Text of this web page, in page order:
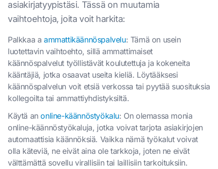
asiakirjatyypistäsi. Tässä on muutamia
vaihtoehtoja, joita voit harkita:
Palkkaa a ammattikäännöspalvelu: Tämä on usein
luotettavin vaihtoehto, sillä ammattimaiset
käännöspalvelut työllistävät koulutettuja ja kokeneita
kääntäjiä, jotka osaavat useita kieliä. Löytääksesi
käännöspalvelun voit etsiä verkossa tai pyytää suosituksia
kollegoilta tai ammattiyhdistyksiltä.
Käytä anonline-käännöstyökalu: On olemassa monia
online-käännöstyökaluja, jotka voivat tarjota asiakirjojen
automaattisia käännöksiä. Vaikka nämä työkalut voivat
olla käteviä, ne eivät aina ole tarkkoja, joten ne eivät
välttämättä sovellu virallisiin tai laillisiin tarkoituksiin.